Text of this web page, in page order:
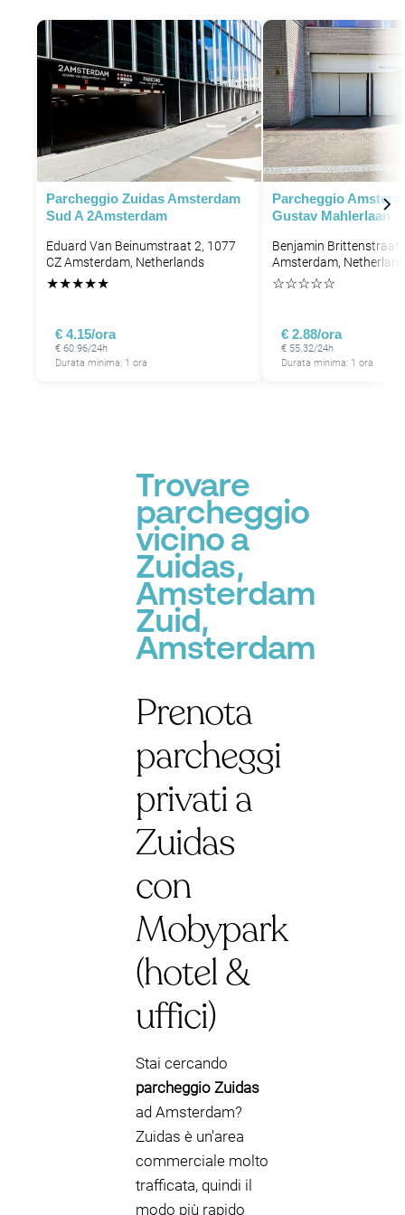
Parcheggio Zuidas Amsterdam
Sud A 2Amsterdam
Eduard Van Beinumstraat 2, 1077
CZ Amsterdam, Netherlands
★★★★★
€ 4.15/ora
€ 60.96/24h
Durata minima: 1 ora
Parcheggio
Gustav Mahlerlaan
Benjamin Brittenstraat
Amsterdam,
☆☆☆☆☆
€ 2.88/ora
€ 55.32/24h
Durata minima: 1 ora
Trovare
parcheggio
vicino a
Zuidas,
Amsterdam
Zuid,
Amsterdam
Prenota
parcheggi
privati a
Zuidas
con
Mobypark
(hotel &
uffici)
Stai cercando
parcheggio Zuidas
ad Amsterdam?
Zuidas è un'area
commerciale molto
trafficata, quindi il
modo più rapido